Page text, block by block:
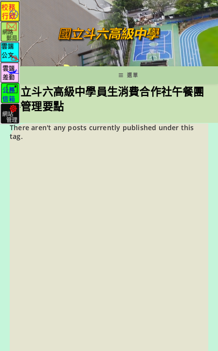
跳
轉
至
主
要
內
容
選單
國立斗六高級中學員生消費合作社午餐團
膳管理要點
There aren't any posts currently published under this
tag.